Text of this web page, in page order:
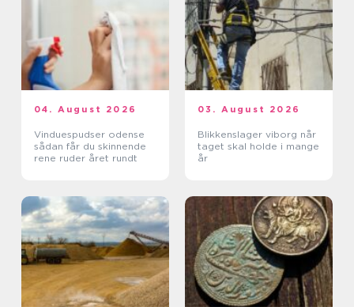
04. August 2026
Vinduespudser odense
sådan får du skinnende
rene ruder året rundt
03. August 2026
Blikkenslager viborg når
taget skal holde i mange
år